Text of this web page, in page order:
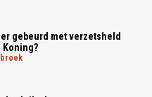
er gebeurd met verzetsheld
Koning?